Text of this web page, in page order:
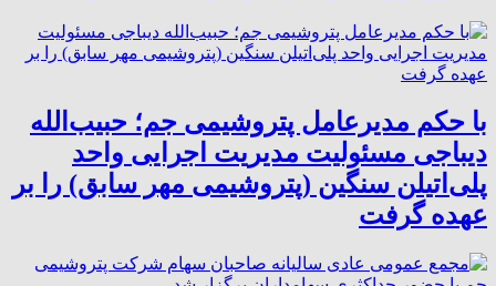
با حکم مدیرعامل پتروشیمی جم؛ حبیب‌الله
دیباجی مسئولیت مدیریت اجرایی واحد
پلی‌اتیلن سنگین (پتروشیمی مهر سابق) را بر
عهده گرفت